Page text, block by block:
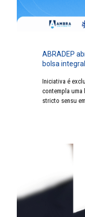
ABRADEP
bolsa
Iniciativa é
contempla uma
stricto sensu